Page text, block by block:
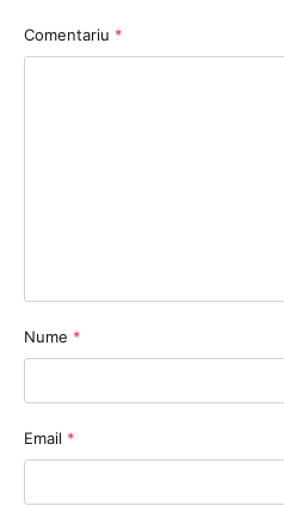
Comentariu *
Nume *
Email *